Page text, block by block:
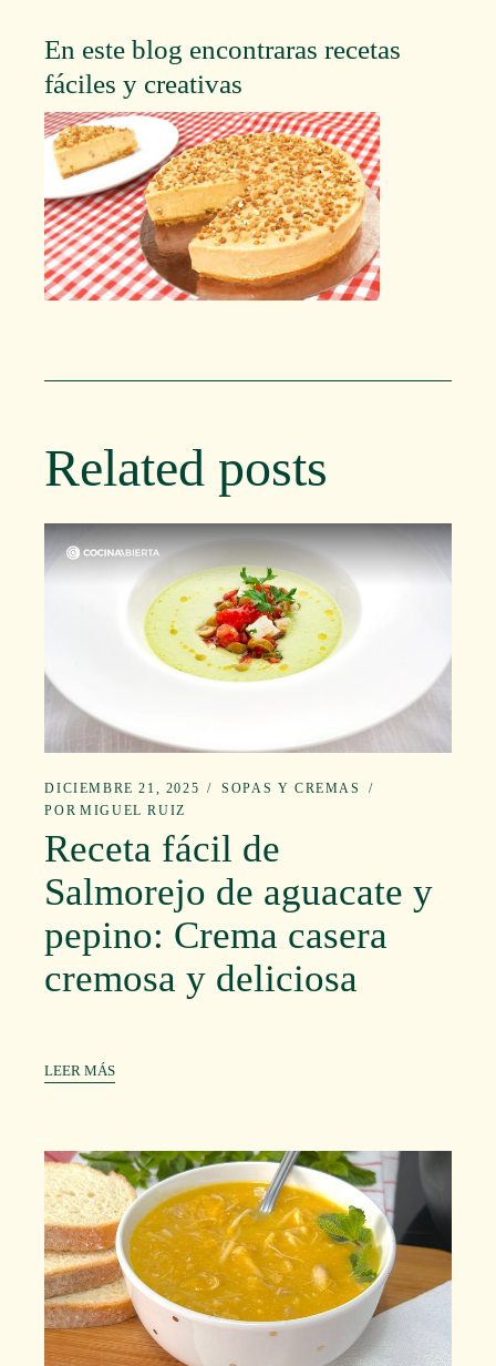
En este blog encontraras recetas
fáciles y creativas
Related posts
DICIEMBRE 21, 2025
SOPAS Y CREMAS
POR MIGUEL RUIZ
Receta fácil de
Salmorejo de aguacate y
pepino: Crema casera
cremosa y deliciosa
LEER MÁS